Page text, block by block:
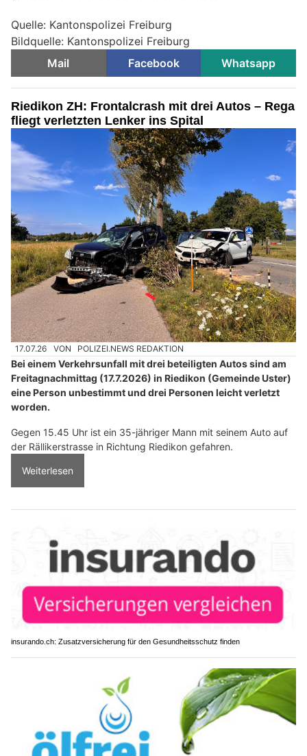
Quelle: Kantonspolizei Freiburg
Bildquelle: Kantonspolizei Freiburg
Mail
Facebook Whatsapp
Riedikon ZH: Frontalcrash mit drei Autos – Rega
fliegt verletzten Lenker ins Spital
17.07.26 VON POLIZEI.NEWS REDAKTION
Bei einem Verkehrsunfall mit drei beteiligten Autos sind am
Freitagnachmittag (17.7.2026) in Riedikon (Gemeinde Uster)
eine Person unbestimmt und drei Personen leicht verletzt
worden.
Gegen 15.45 Uhr ist ein 35-jähriger Mann mit seinem Auto auf
der Rällikerstrasse in Richtung Riedikon gefahren.
Weiterlesen
insurando.ch: Zusatzversicherung für den Gesundheitsschutz finden